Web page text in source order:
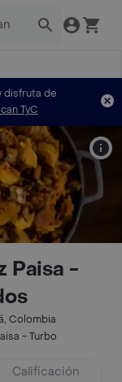
disfruta de
TyC
Paisa -
Colombia
- Turbo
Calificación